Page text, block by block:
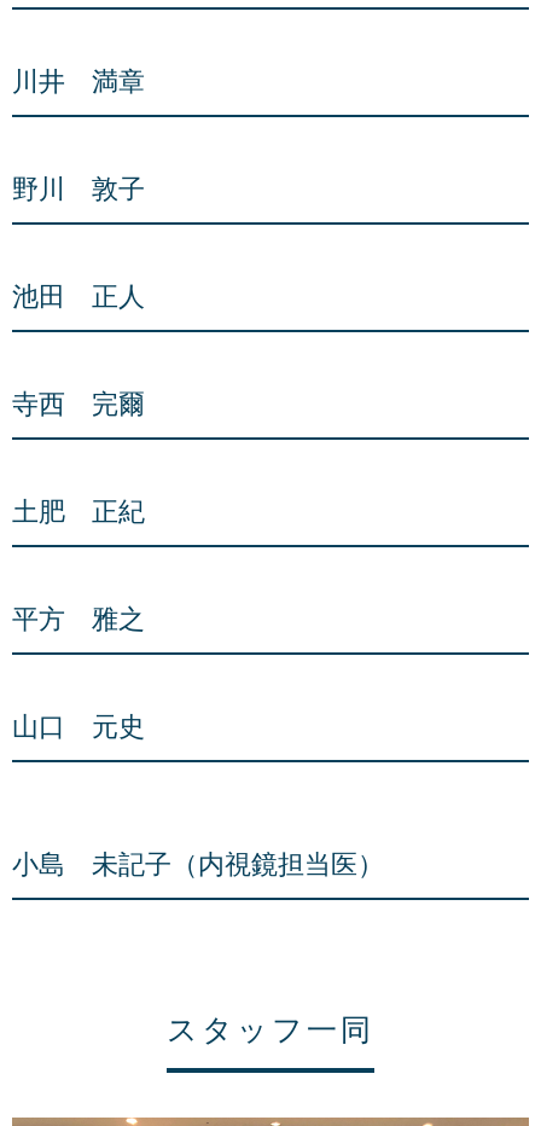
川井 満章
野川 敦子
池田 正人
寺西 完爾
土肥 正紀
平方 雅之
山口 元史
小島 未記子（内視鏡担当医）
スタッフ一同